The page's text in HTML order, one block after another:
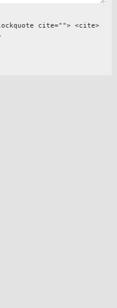
cite=""> <cite>